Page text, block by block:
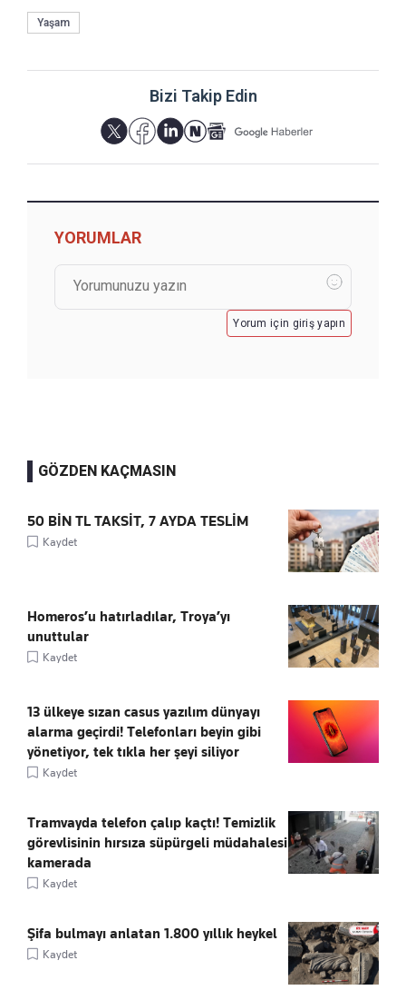
Yaşam
Bizi Takip Edin
YORUMLAR
Yorum için giriş yapın
GÖZDEN KAÇMASIN
50 BİN TL TAKSİT, 7 AYDA TESLİM
Kaydet
Homeros’u hatırladılar, Troya’yı
unuttular
Kaydet
13 ülkeye sızan casus yazılım dünyayı
alarma geçirdi! Telefonları beyin gibi
yönetiyor, tek tıkla her şeyi siliyor
Kaydet
Tramvayda telefon çalıp kaçtı! Temizlik
görevlisinin hırsıza süpürgeli müdahalesi
kamerada
Kaydet
Şifa bulmayı anlatan 1.800 yıllık heykel
Kaydet